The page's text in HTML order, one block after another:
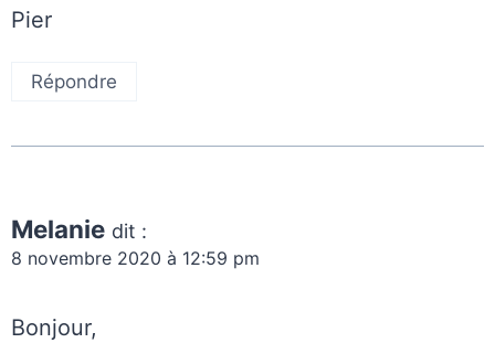
Pier
Répondre
Melanie dit :
8 novembre 2020 à 12:59 pm
Bonjour,